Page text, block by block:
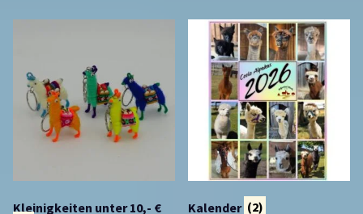
Kleinigkeiten unter 10,- € Kalender (2)